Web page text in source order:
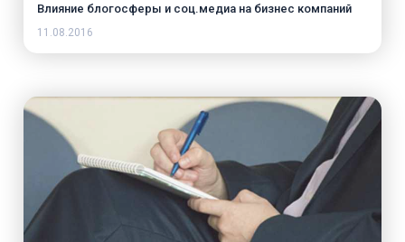
Влияние блогосферы и соц.медиа на бизнес компаний
11.08.2016